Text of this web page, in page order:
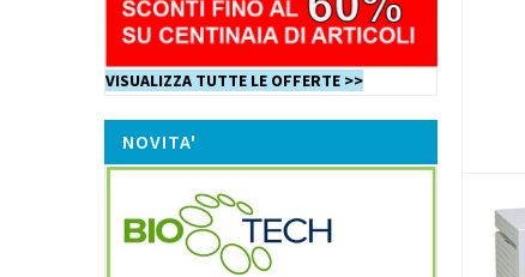
VISUALIZZA TUTTE LE OFFERTE >>
NOVITA'